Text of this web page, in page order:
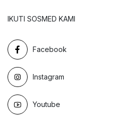
IKUTI SOSMED KAMI
Facebook
Instagram
Youtube